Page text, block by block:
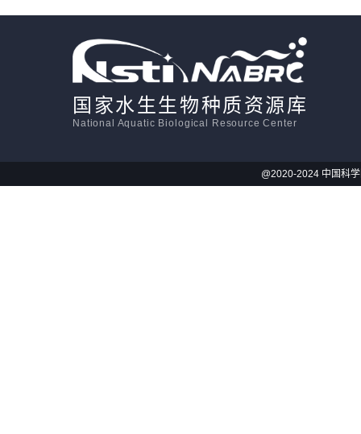
国家水生生物种质资源库
National Aquatic Biological Resource Center
@2020-2024 中国科